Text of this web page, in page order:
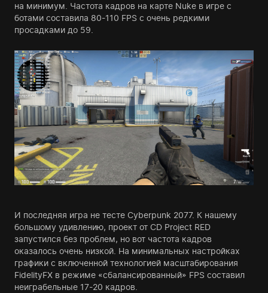
на минимум. Частота кадров на карте Nuke в игре с
ботами составила 80-110 FPS с очень редкими
просадками до 59.
И последняя игра не тесте Cyberpunk 2077. К нашему
большому удивлению, проект от CD Project RED
запустился без проблем, но вот частота кадров
оказалось очень низкой. На минимальных настройках
графики с включенной технологией масштабирования
FidelityFX в режиме «сбалансированный» FPS составил
неиграбельные 17-20 кадров.